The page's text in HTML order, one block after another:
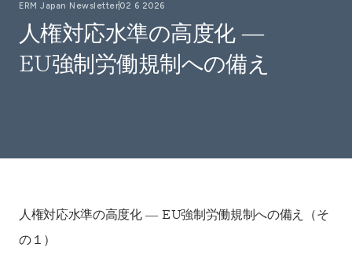
ERM Japan Newsletter02 6 2026
人権対応水準の高度化 ―
EU強制労働規制への備え
人権対応水準の高度化 ― EU強制労働規制への備え（そ
の１）